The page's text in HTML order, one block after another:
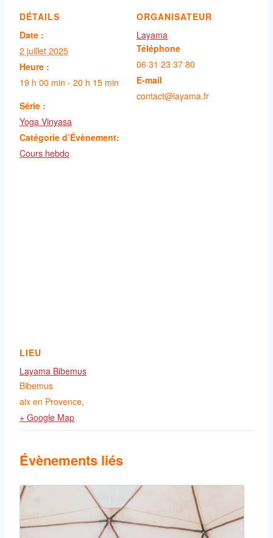
DÉTAILS
Date :
2 juillet 2025
Heure :
19 h 00 min - 20 h 15 min
Série :
Yoga Vinyasa
Catégorie d’Évènement:
Cours hebdo
ORGANISATEUR
Layama
Téléphone
06 31 23 37 80
E-mail
contact@layama.fr
LIEU
Layama Bibemus
Bibemus
aix en Provence,
+ Google Map
Évènements liés